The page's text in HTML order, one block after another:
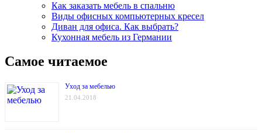
Как заказать мебель в спальню
Виды офисных компьютерных кресел
Диван для офиса. Как выбрать?
Кухонная мебель из Германии
Самое читаемое
Уход за мебелью
21.04.2018